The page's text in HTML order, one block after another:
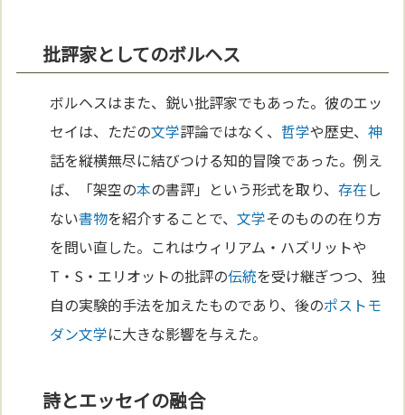
批評家としてのボルヘス
ボルヘスはまた、鋭い批評家でもあった。彼のエッ
セイは、ただの文学評論ではなく、 哲学や歴史、神
話を縦横無尽に結びつける知的冒険であった。例え
ば、「架空の本の書評」という形式を取り、存在し
ない書物を紹介することで、文学そのものの在り方
を問い直した。これはウィリアム・ハズリットや
T・S・エリオットの批評の伝統を受け継ぎつつ、独
自の実験的手法を加えたものであり、後のポストモ
ダン文学に大きな影響を与えた。
詩とエッセイの融合